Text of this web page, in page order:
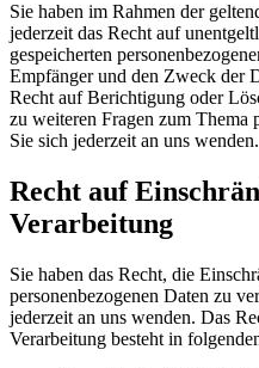
Sie haben im Rahmen der
jederzeit das Recht auf
gespeicherten
Empfänger und den Zweck der
Recht auf Berichtigung oder
zu weiteren Fragen zum Thema
Sie sich jederzeit an uns wenden.
Recht auf
Verarbeitung
Sie haben das Recht, die
personenbezogenen Daten zu
jederzeit an uns wenden. Das
Verarbeitung besteht in